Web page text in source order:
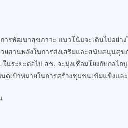
ารพัฒนาสุขภาวะ แนวโน้มจะเดินไปอย่า
ยสานพลังในการส่งเสริมและสนับสนุนสุ
นระยะต่อไป สช. จะมุ่งเชื่อมโยงกับกลไก
เป้าหมายในการสร้างชุมชนเข้มแข็งแล